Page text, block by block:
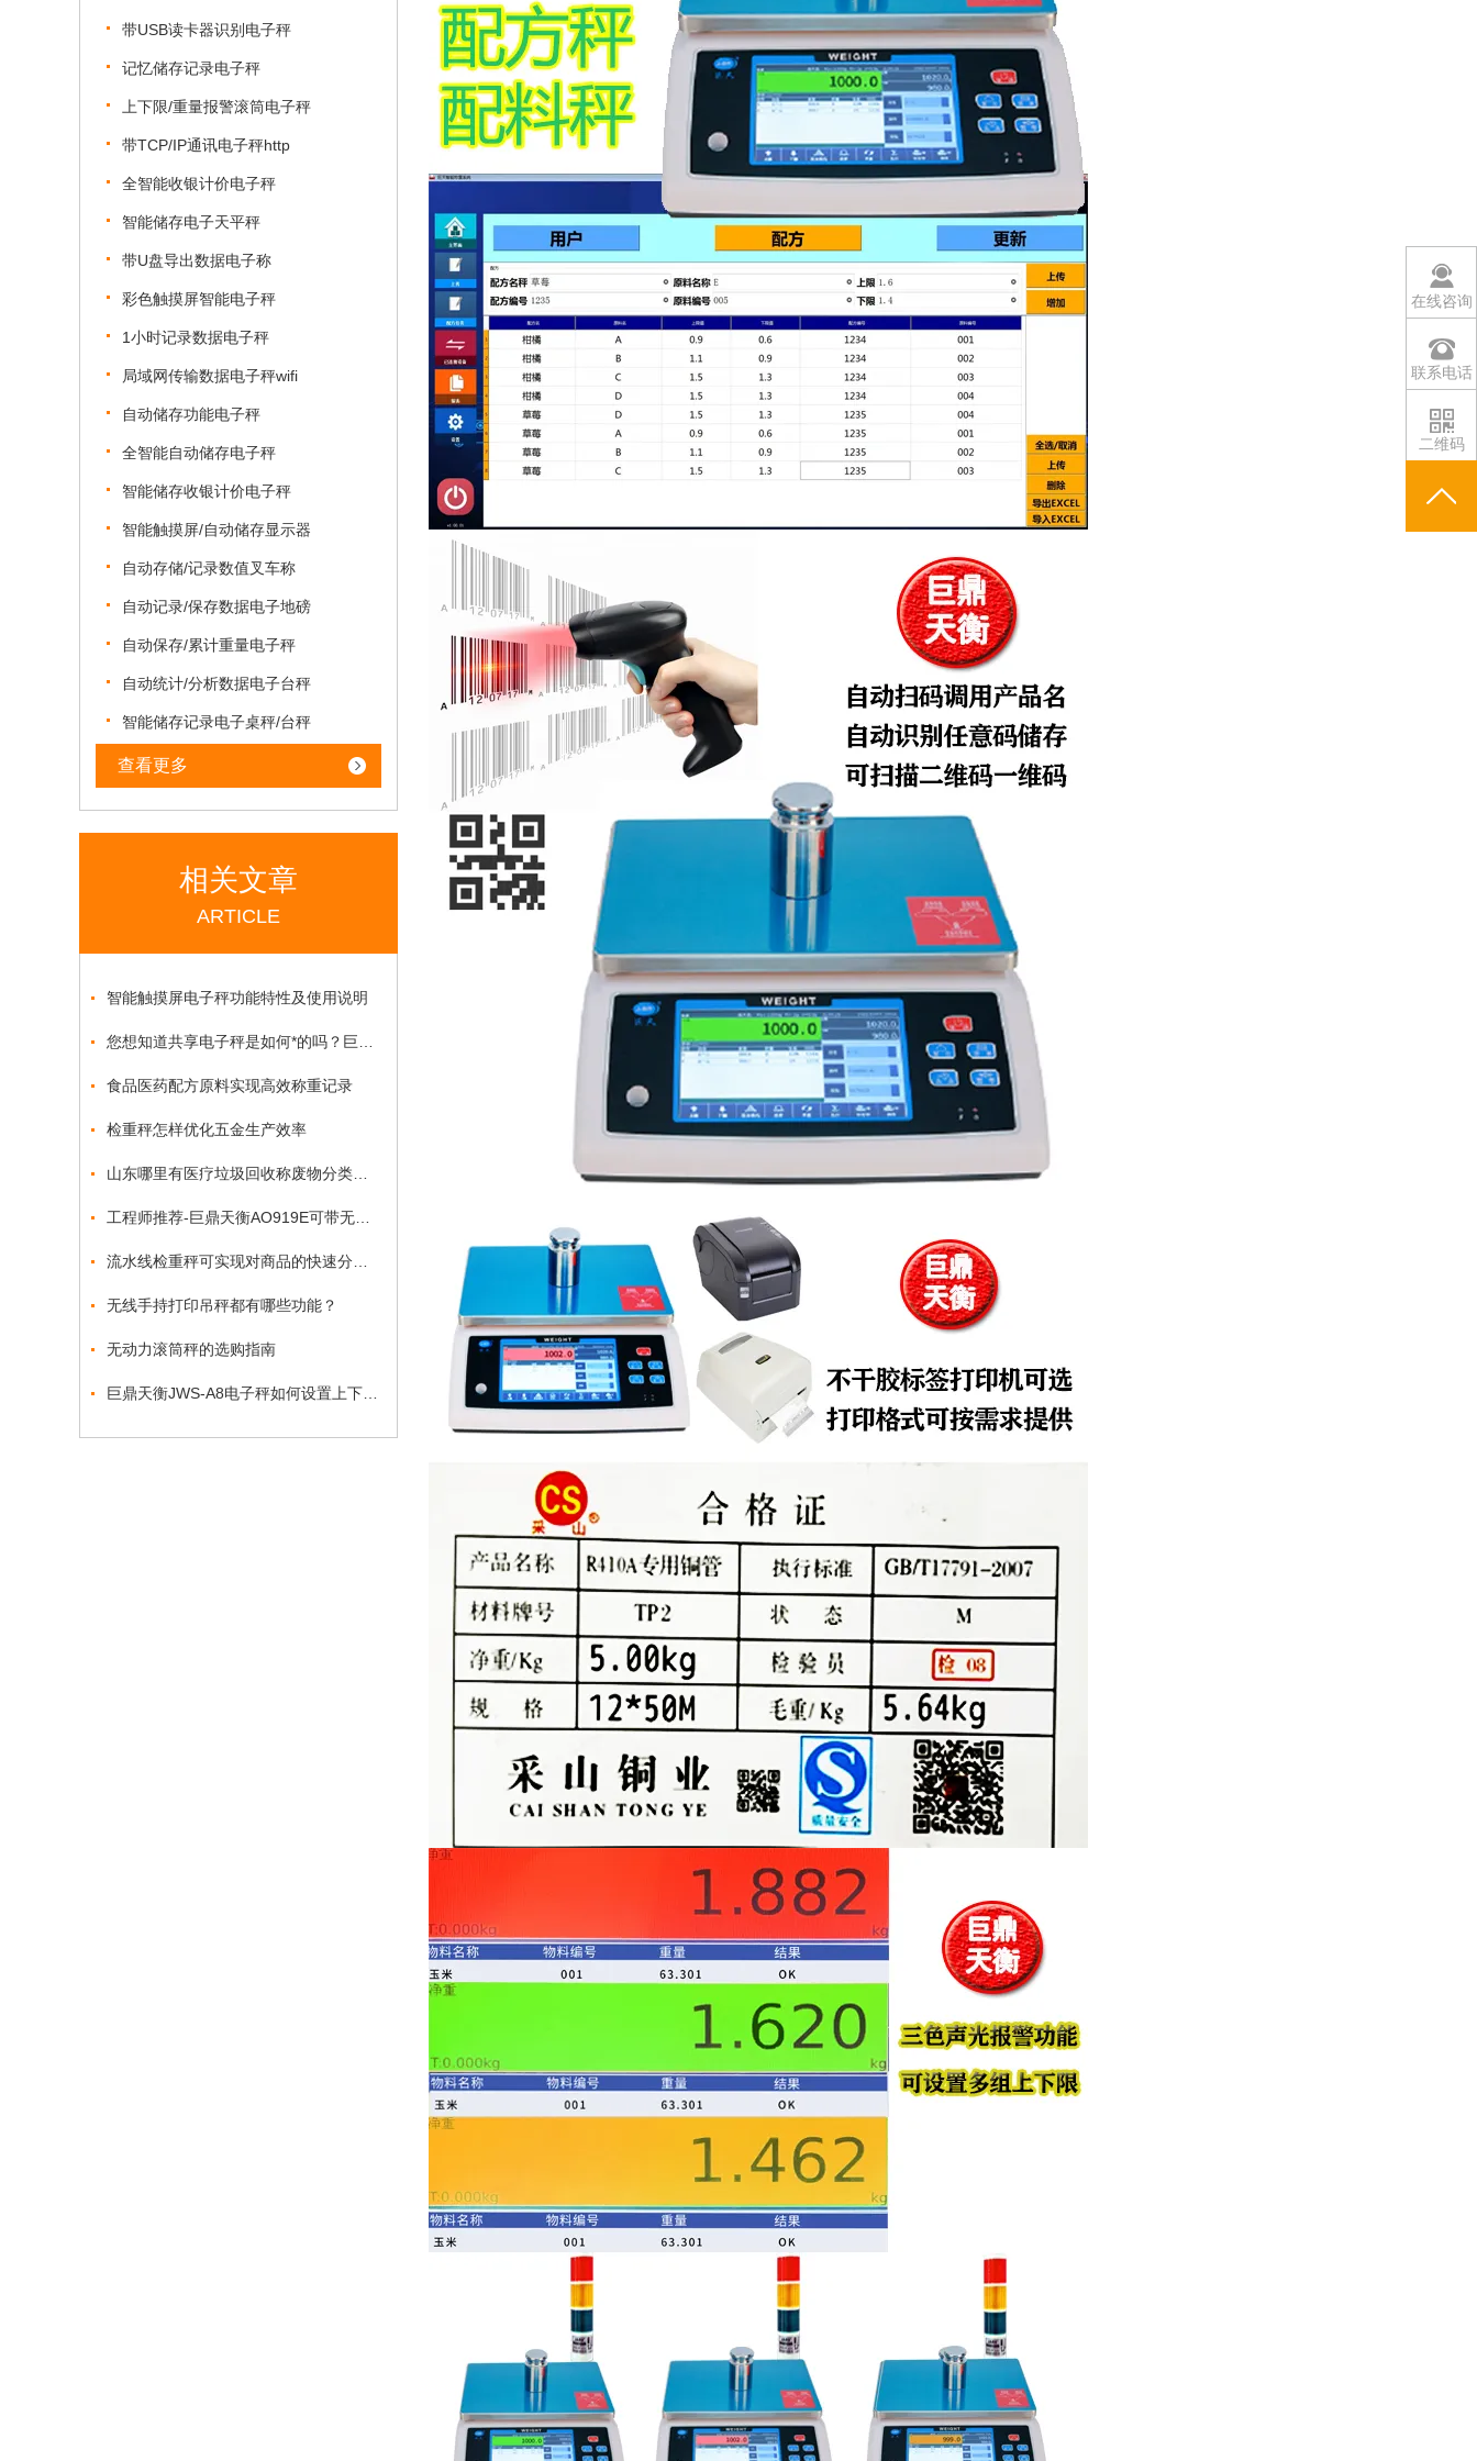
带USB读卡器识别电子秤
记忆储存记录电子秤
上下限/重量报警滚筒电子秤
带TCP/IP通讯电子秤http
全智能收银计价电子秤
智能储存电子天平秤
带U盘导出数据电子称
彩色触摸屏智能电子秤
1小时记录数据电子秤
局域网传输数据电子秤wifi
自动储存功能电子秤
全智能自动储存电子秤
智能储存收银计价电子秤
智能触摸屏/自动储存显示器
自动存储/记录数值叉车称
自动记录/保存数据电子地磅
自动保存/累计重量电子秤
自动统计/分析数据电子台秤
智能储存记录电子桌秤/台秤
查看更多
相关文章
ARTICLE
智能触摸屏电子秤功能特性及使用说明
食品医药配方原料实现高效称重记录
检重秤怎样优化五金生产效率
无线手持打印吊秤都有哪些功能？
无动力滚筒秤的选购指南
在线咨询
联系电话
二维码